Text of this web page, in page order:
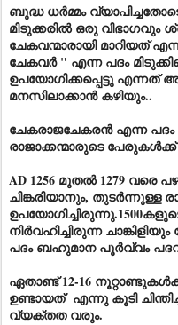
ബുദ്ധ ധർമ്മം
മിടുക്കരിൽ ഒരു
ചേകവന്മാരായി മാറിയത്
ചേകവർ " എന്ന പദം
ഉപയോഗിക്കപ്പെട്ടു എന്നത്
മനസിലാക്കാൻ കഴിയും..
ചേകരാജചേകരൻ എന്ന
രാജാക്കന്മാരുടെ
AD 1256 മുതൽ 1279 വരെ
ചിങ്കരിയാനും, തുടർന്നുള്ള
നിർവഹിച്ചിരുന്ന
പദം ബഹുമാന പൂർവ്വം
ഏതാണ്ട് 12-16
ഉണ്ടായത് എന്നു കൂടി
വ്യക്തത വരും.